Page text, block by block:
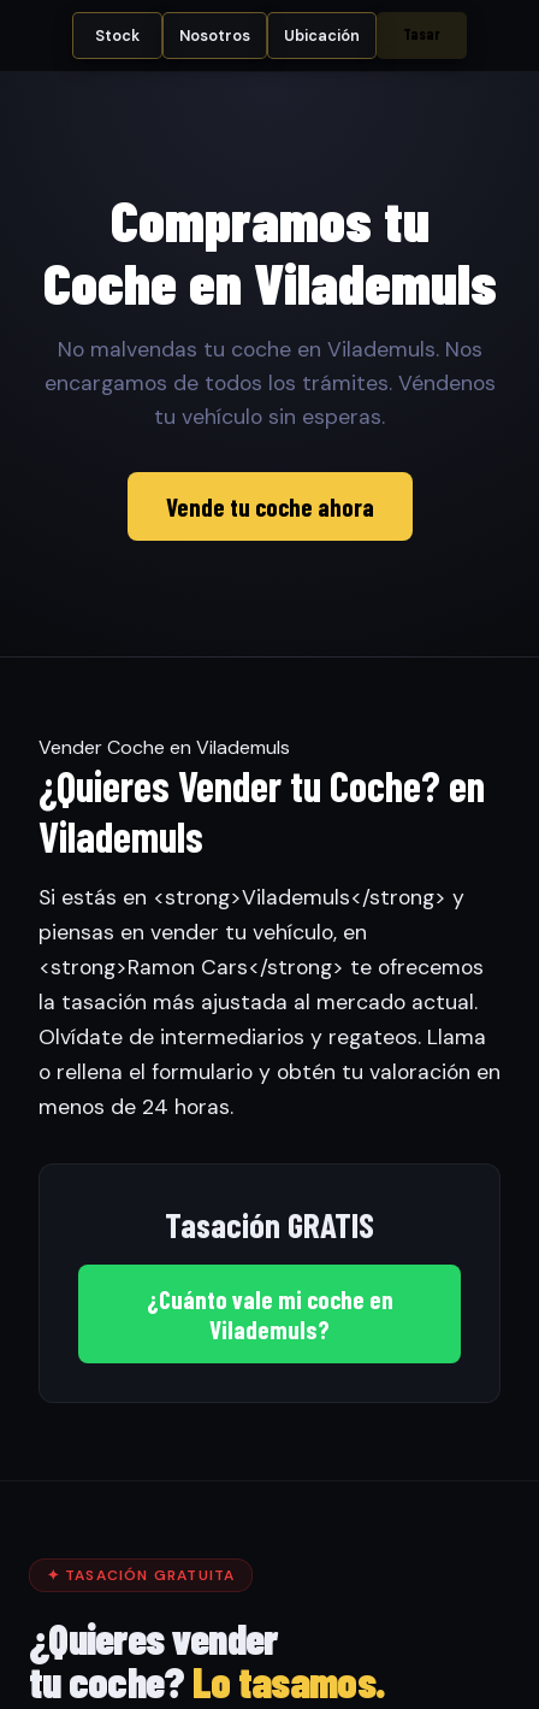
Stock Nosotros Ubicación Tasar
Compramos tu
Coche en Vilademuls
No malvendas tu coche en Vilademuls. Nos
encargamos de todos los trámites. Véndenos
tu vehículo sin esperas.
Vende tu coche ahora
Vender Coche en Vilademuls
¿Quieres Vender tu Coche? en
Vilademuls
Si estás en <strong>Vilademuls</strong> y
piensas en vender tu vehículo, en
<strong>Ramon Cars</strong> te ofrecemos
la tasación más ajustada al mercado actual.
Olvídate de intermediarios y regateos. Llama
o rellena el formulario y obtén tu valoración en
menos de 24 horas.
Tasación GRATIS
¿Cuánto vale mi coche en
Vilademuls?
✦ TASACIÓN GRATUITA
¿Quieres vender
tu coche?Lo tasamos.